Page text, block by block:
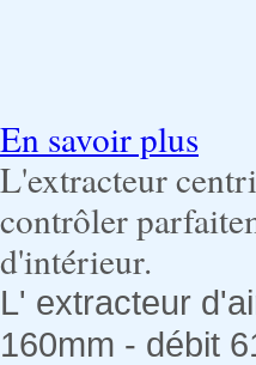
En savoir plus
L'extracteur
contrôler
d'intérieur.
L' extracteur
160mm - débit